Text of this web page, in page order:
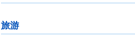
旅游